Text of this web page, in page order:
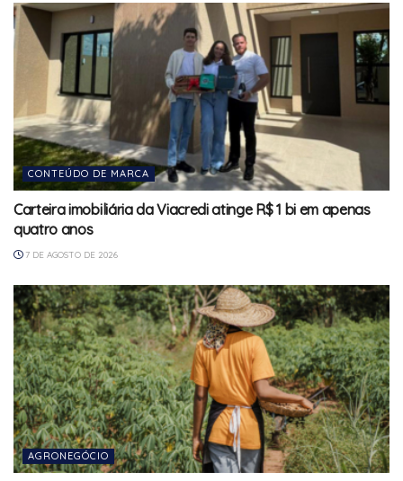
CONTEÚDO DE MARCA
Carteira imobiliária da Viacredi atinge R$ 1 bi em apenas
quatro anos
7 DE AGOSTO DE 2026
AGRONEGÓCIO